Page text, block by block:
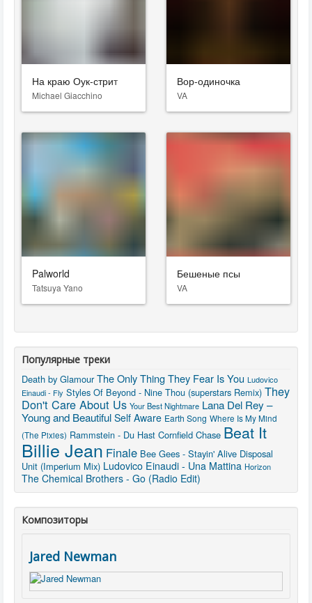
На краю Оук-стрит
Michael Giacchino
Вор-одиночка
VA
Palworld
Tatsuya Yano
Бешеные псы
VA
Популярные треки
Death by Glamour The Only Thing They Fear Is You Ludovico
Einaudi - Fly Styles Of Beyond - Nine Thou (superstars Remix) They
Don't Care About Us Your Best Nightmare Lana Del Rey –
Young and Beautiful Self Aware Earth Song Where Is My Mind
(The Pixies) Rammstein - Du Hast Cornfield Chase Beat It
Billie Jean Finale Bee Gees - Stayin' Alive Disposal
Unit (Imperium Mix) Ludovico Einaudi - Una Mattina Horizon
The Chemical Brothers - Go (Radio Edit)
Композиторы
Jared Newman